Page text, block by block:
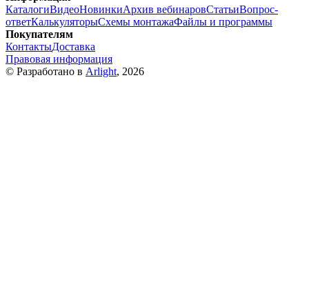
КаталогиВидеоНовинкиАрхив вебинаровСтатьиВопрос-
ответКалькуляторыСхемы монтажаФайлы и программы
Покупателям
КонтактыДоставка
Правовая информация
© Разработано в Arlight, 2026